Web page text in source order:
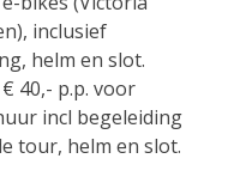
inclusief
helm en slot.
40,- p.p. voor
incl begeleiding
tour, helm en slot.